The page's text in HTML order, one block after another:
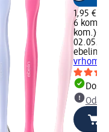
1,95 €
6 kom.
kom.)
ebelin
vrhom